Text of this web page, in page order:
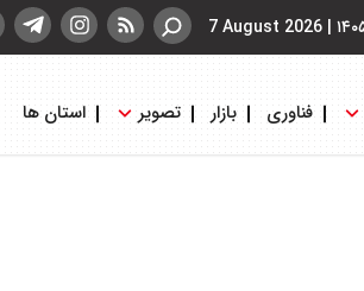
|
7 August 2026
فناوری بازار تصویر استان ها